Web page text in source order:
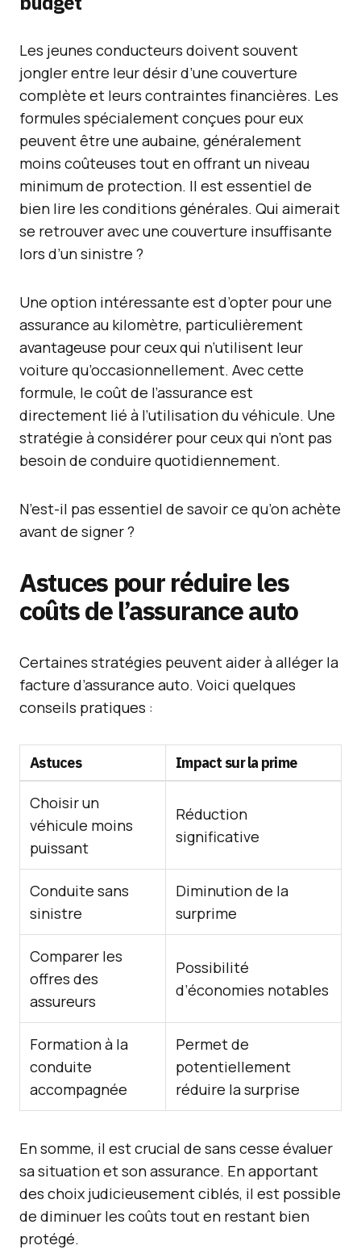
Les jeunes conducteurs doivent souvent
jongler entre leur désir d’une couverture
complète et leurs contraintes financières. Les
formules spécialement conçues pour eux
peuvent être une aubaine, généralement
moins coûteuses tout en offrant un niveau
minimum de protection. Il est essentiel de
bien lire les conditions générales. Qui aimerait
se retrouver avec une couverture insuffisante
lors d’un sinistre ?
Une option intéressante est d’opter pour une
assurance au kilomètre, particulièrement
avantageuse pour ceux qui n’utilisent leur
voiture qu’occasionnellement. Avec cette
formule, le coût de l’assurance est
directement lié à l’utilisation du véhicule. Une
stratégie à considérer pour ceux qui n’ont pas
besoin de conduire quotidiennement.
N’est-il pas essentiel de savoir ce qu’on achète
avant de signer ?
Astuces pour réduire les
coûts de l’assurance auto
Certaines stratégies peuvent aider à alléger la
facture d’assurance auto. Voici quelques
conseils pratiques :
Astuces Impact sur la prime
Choisir un
véhicule moins
puissant
Réduction
significative
Conduite sans
sinistre
Diminution de la
surprime
Comparer les
offres des
assureurs
Possibilité
d’économies notables
Formation à la
conduite
accompagnée
Permet de
potentiellement
réduire la surprise
En somme, il est crucial de sans cesse évaluer
sa situation et son assurance. En apportant
des choix judicieusement ciblés, il est possible
de diminuer les coûts tout en restant bien
protégé.